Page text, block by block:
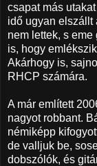
csapat más
idő ugyan elszállt
nem lettek, s
is, hogy
Akárhogy is,
RHCP számára.
A már említett
nagyot robbant.
némiképp
de valljuk be,
dobszólók, és